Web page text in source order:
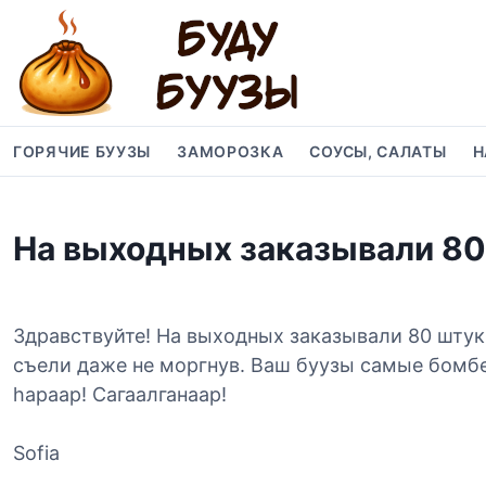
ГОРЯЧИЕ БУУЗЫ ЗАМОРОЗКА СОУСЫ, САЛАТЫ
На выходных заказывали
Здравствуйте! На выходных заказывали 80
съели даже не моргнув. Ваш буузы самые
hараар! Сагаалганаар!
️Sofia